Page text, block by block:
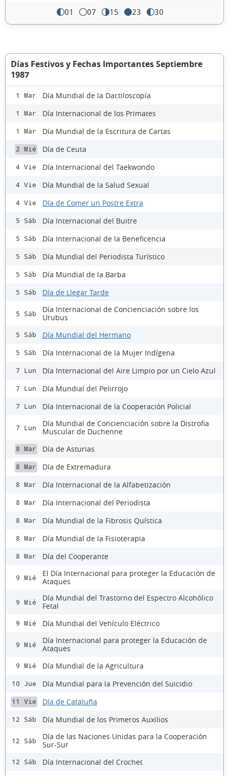
01 07 15 23 30
Días Festivos y Fechas Importantes Septiembre
1987
1 Mar Día Mundial de la Dactiloscopía
1 Mar Día Internacional de los Primates
1 Mar Día Mundial de la Escritura de Cartas
2 Mié Día de Ceuta
4 Vie Día Internacional del Taekwondo
4 Vie Día Mundial de la Salud Sexual
4 Vie Día de Comer un Postre Extra
5 Sáb Día Internacional del Buitre
5 Sáb Día Internacional de la Beneficencia
5 Sáb Día Mundial del Periodista Turístico
5 Sáb Día Mundial de la Barba
5 Sáb Día de Llegar Tarde
5 Sáb
Día Internacional de Concienciación sobre los
Urubus
5 Sáb Día Mundial del Hermano
5 Sáb Día Internacional de la Mujer Indígena
7 Lun Día Internacional del Aire Limpio por un Cielo Azul
7 Lun Día Mundial del Pelirrojo
7 Lun Día Internacional de la Cooperación Policial
7 Lun
Día Mundial de Concienciación sobre la Distrofia
Muscular de Duchenne
8 Mar Día de Asturias
8 Mar Día de Extremadura
8 Mar Día Internacional de la Alfabetización
8 Mar Día Internacional del Periodista
8 Mar Día Mundial de la Fibrosis Quística
8 Mar Día Mundial de la Fisioterapia
8 Mar Día del Cooperante
9 Mié
El Día Internacional para proteger la Educación de
Ataques
9 Mié
Día Mundial del Trastorno del Espectro Alcohólico
Fetal
9 Mié Día Mundial del Vehículo Eléctrico
9 Mié
Día Internacional para proteger la Educación de
Ataques
9 Mié Día Mundial de la Agricultura
10 Jue Día Mundial para la Prevención del Suicidio
11 Vie Día de Cataluña
12 Sáb Día Mundial de los Primeros Auxilios
12 Sáb
Día de las Naciones Unidas para la Cooperación
Sur-Sur
12 Sáb
Día Internacional del Crochet